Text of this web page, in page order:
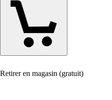
Retirer en magasin (gratuit)